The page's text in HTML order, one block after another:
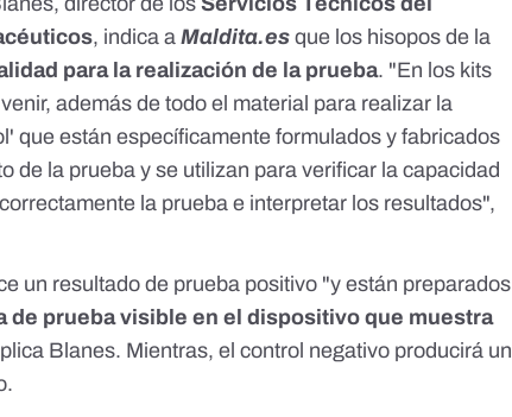
, indica aMaldita.es que los hisopos de la
para la realización de la prueba. "En los kits
además de todo el material para realizar la
que están específicamente formulados y fabricados
de la prueba y se utilizan para verificar la capacidad
la prueba e interpretar los resultados",
un resultado de prueba positivo "y están preparados
de prueba visible en el dispositivo que muestra
Blanes. Mientras, el control negativo producirá un